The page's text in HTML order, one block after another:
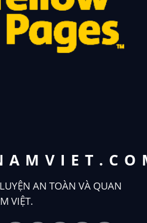
AN TOÀN VÀ QUAN
VIỆT.